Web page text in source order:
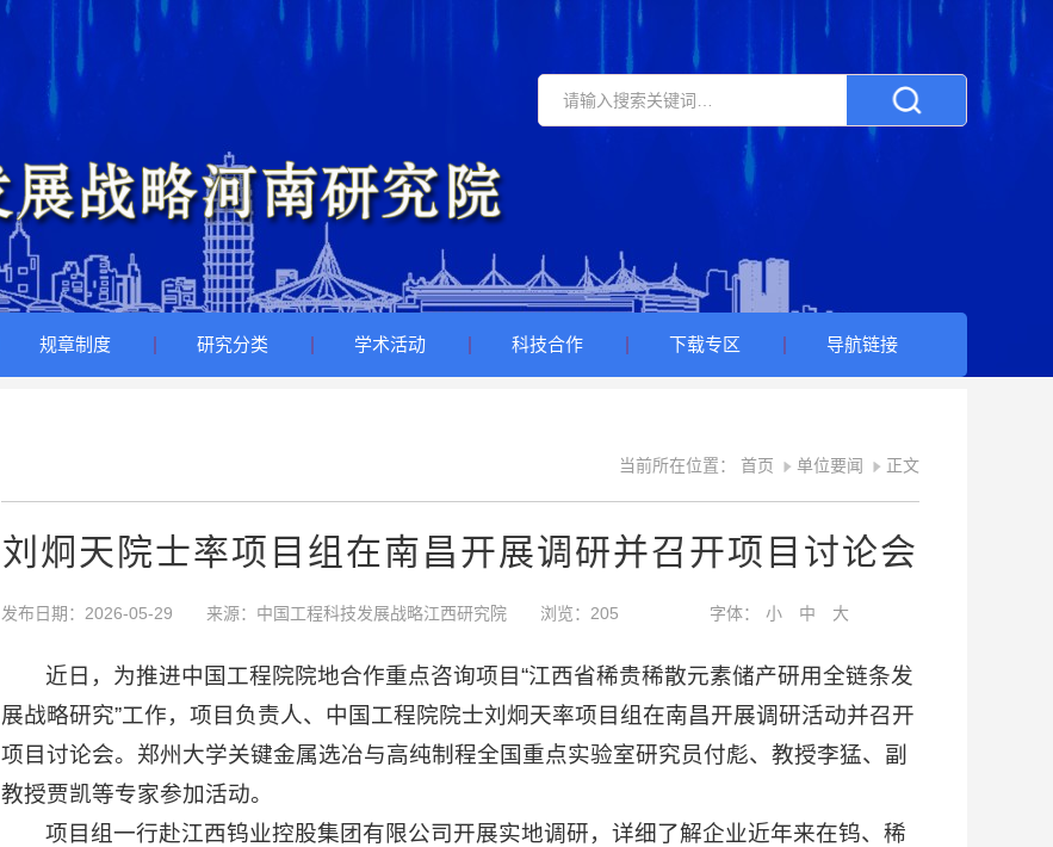
规章制度 研究分类 学术活动 科技合作 下载专区 导航链接
当前所在位置： 首页 单位要闻 正文
刘炯天院士率项目组在南昌开展调研并召开项目讨论会
发布日期：2026-05-29 来源：中国工程科技发展战略江西研究院 浏览： 205 字体： 小 中 大
近日，为推进中国工程院院地合作重点咨询项目“江西省稀贵稀散元素储产研用全链条发
展战略研究”工作，项目负责人、中国工程院院士刘炯天率项目组在南昌开展调研活动并召开
项目讨论会。郑州大学关键金属选冶与高纯制程全国重点实验室研究员付彪、教授李猛、副
教授贾凯等专家参加活动。
项目组一行赴江西钨业控股集团有限公司开展实地调研，详细了解企业近年来在钨、稀